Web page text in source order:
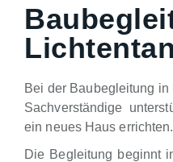
Bei der Baubegleitung
Sachverständige
ein neues Haus errichten.
Die Begleitung beginnt